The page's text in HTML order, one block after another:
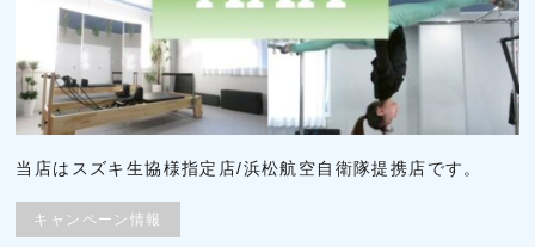
当店はスズキ生協様指定店/浜松航空自衛隊提携店です。
キャンペーン情報